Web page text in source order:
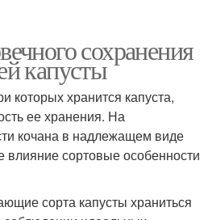
сохранения
капусты
которых хранится капуста,
ее хранения. На
кочана в надлежащем виде
влияние сортовые особенности
сорта капусты храниться